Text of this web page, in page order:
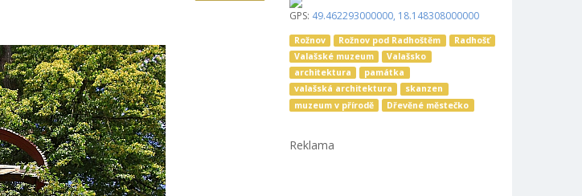
GPS: 49.462293000000, 18.148308000000
Rožnov Rožnov pod Radhoštěm
Radhošť
Valašské muzeum
Valašsko
architektura
památka
valašská architektura
skanzen
muzeum v přírodě
Dřevěné městečko
Reklama